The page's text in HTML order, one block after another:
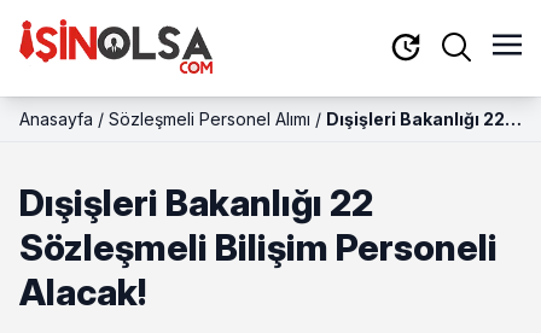
Anasayfa / Sözleşmeli Personel Alımı / Dışişleri Bakanlığı 22
Dışişleri Bakanlığı 22
Sözleşmeli Bilişim Personeli
Alacak!